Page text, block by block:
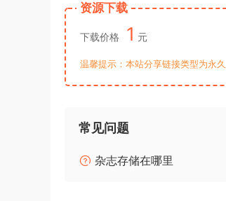
资源下载
下载价格 1 元
温馨提示：本站分享链接类型为永
常见问题
杂志存储在哪里